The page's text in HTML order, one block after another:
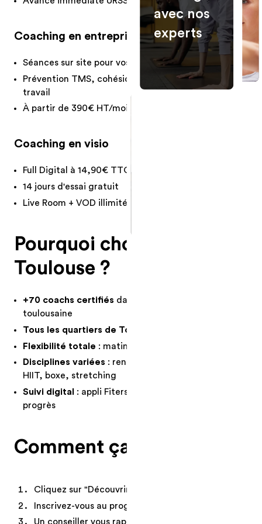
& gestion salle
de sport
Ateliers
santé
Conférence &
atelier bien-
avec nos
experts
Coaching en entreprise
Séances sur site pour vos collaborateurs
Prévention TMS, cohésion d'équipe, bien-être au
travail
À partir de 390€ HT/mois pour les PME
Coaching en visio
Full Digital à 14,90€ TTC/mois
14 jours d'essai gratuit
Live Room + VOD illimitée
Pourquoi choisir Fiters à
Toulouse ?
+70 coachs certifiés dans toute la métropole
toulousaine
Tous les quartiers de Toulouse couverts
Flexibilité totale : matin, midi, soir, week-end
Disciplines variées : renforcement, yoga, Pilates,
HIIT, boxe, stretching
Suivi digital
: appli Fiters pour réserver et suivre vos
progrès
Comment ça marche ?
Cliquez sur "Découvrir nos programmes"
Inscrivez-vous au programme qui vous convient
Un conseiller vous rappelle sous 24h pour trouver